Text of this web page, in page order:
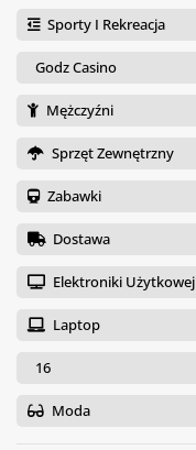
Sporty I Rekreacja
Godz Casino
Mężczyźni
Sprzęt Zewnętrzny
Zabawki
Dostawa
Elektroniki Użytkowej
Laptop
16
Moda